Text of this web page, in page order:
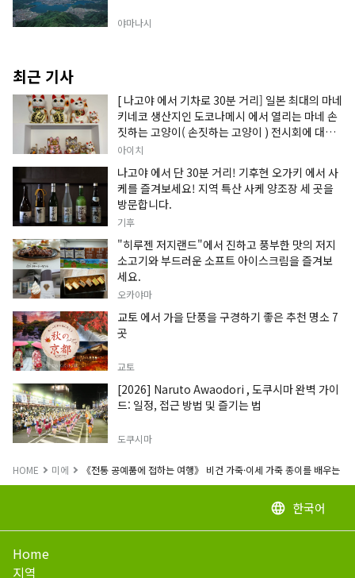
야마나시
최근 기사
[ 나고야 에서 기차로 30분 거리] 일본 최대의 마네
키네코 생산지인 도코나메시 에서 열리는 마네 손
짓하는 고양이( 손짓하는 고양이 ) 전시회에 대한
정보입니다.
아이치
나고야 에서 단 30분 거리! 기후현 오가키 에서 사
케를 즐겨보세요! 지역 특산 사케 양조장 세 곳을
방문합니다.
기후
"히루젠 저지랜드"에서 진하고 풍부한 맛의 저지
소고기와 부드러운 소프트 아이스크림을 즐겨보
세요.
오카야마
교토 에서 가을 단풍을 구경하기 좋은 추천 명소 7
곳
교토
[2026] Naruto Awaodori , 도쿠시마 완벽 가이
드: 일정, 접근 방법 및 즐기는 법
도쿠시마
HOME 미에 《전통 공예품에 접하는 여행》 비건 가죽·이세 가죽 종이를 배우는
language 한국어
Home
지역